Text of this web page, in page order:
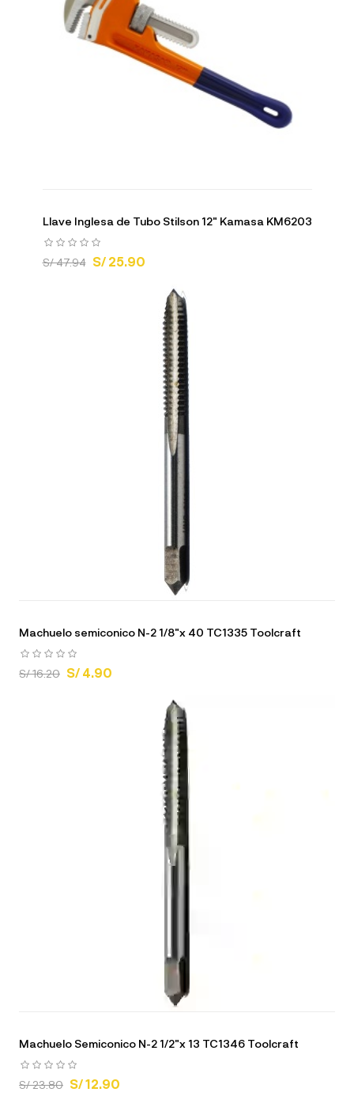
Llave Inglesa de Tubo Stilson 12" Kamasa KM6203
S/ 47.94 S/ 25.90
Machuelo semiconico N-2 1/8"x 40 TC1335 Toolcraft
S/ 16.20 S/ 4.90
Machuelo Semiconico N-2 1/2"x 13 TC1346 Toolcraft
S/ 23.80 S/ 12.90